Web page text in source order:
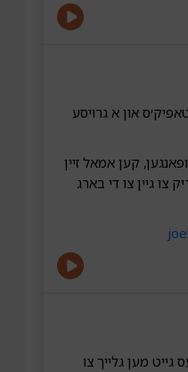
און א גרויסע
קען אמאל זיין
צו גיין צו די בארג
גייט מען גלייך צו